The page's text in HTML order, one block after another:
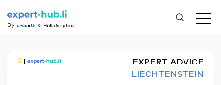
By
O
EXPERT ADVICE
LIECHTENSTEIN